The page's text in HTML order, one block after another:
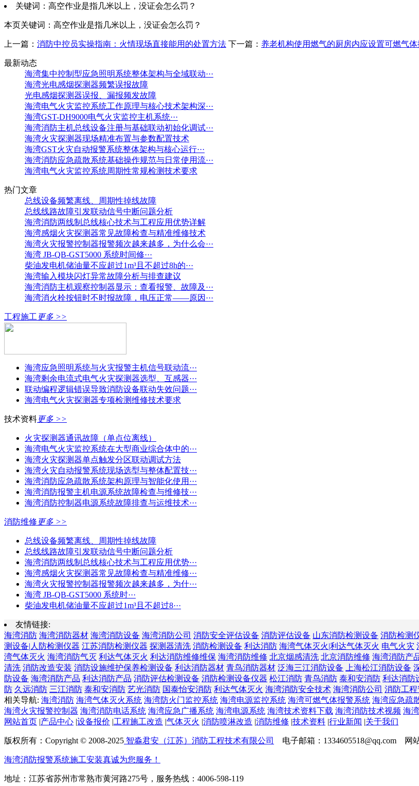
关键词：高空作业是指几米以上，没证会怎么罚？
本页关键词：高空作业是指几米以上，没证会怎么罚？
上一篇： 消防中控员实操指南：火情现场直接能用的处置方法 下一篇： 养老机构使用燃气的厨房内应设置可燃气
最新动态
海湾集中控制型应急照明系统整体架构与全域联动···
海湾光电感烟探测器频繁误报故障
光电感烟探测器误报、漏报频发故障
海湾电气火灾监控系统工作原理与核心技术架构深···
海湾GST-DH9000电气火灾监控主机系统···
海湾消防主机总线设备注册与基础联动初始化调试···
海湾火灾探测器现场精准布置与参数配置技术
海湾GST火灾自动报警系统整体架构与核心运行···
海湾消防应急疏散系统基础操作规范与日常使用流···
海湾电气火灾监控系统周期性常规检测技术要求
热门文章
总线设备频繁离线、周期性掉线故障
总线线路故障引发联动信号中断问题分析
海湾消防两线制总线核心技术与工程应用优势详解
海湾感烟火灾探测器常见故障检查与精准维修技术
海湾火灾报警控制器报警频次越来越多，为什么会···
海湾 JB-QB-GST5000 系统时间修···
柴油发电机储油量不应超过1m³且不超过8h的···
海湾输入模块闪灯异常故障分析与排查建议
海湾消防主机观察控制器显示：查看报警、故障及···
海湾消火栓按钮时不时报故障，电压正常——原因···
工程施工 更多 >>
海湾应急照明系统与火灾报警主机信号联动流···
海湾剩余电流式电气火灾探测器选型、互感器···
联动编程逻辑错误导致消防设备联动失效问题···
海湾电气火灾探测器专项检测维修技术要求
技术资料更多 >>
火灾探测器通讯故障（单点位离线）
海湾电气火灾监控系统在大型商业综合体中的···
海湾火灾探测器单点触发分区联动调试方法
海湾火灾自动报警系统现场选型与整体配置技···
海湾消防应急疏散系统架构原理与智能化使用···
海湾消防报警主机电源系统故障检查与维修技···
海湾消防控制器电源系统故障排查与运维技术···
消防维修 更多 >>
总线设备频繁离线、周期性掉线故障
总线线路故障引发联动信号中断问题分析
海湾消防两线制总线核心技术与工程应用优势···
海湾感烟火灾探测器常见故障检查与精准维修···
海湾火灾报警控制器报警频次越来越多，为什···
海湾 JB-QB-GST5000 系统时···
柴油发电机储油量不应超过1m³且不超过8···
友情链接:
海湾消防 海湾消防器材 海湾消防设备 海湾消防公司 消防安全评估设备 消防评估设备 山东消防检测设备 消防检测
测设备|人防检测仪器 江苏消防检测仪器 探测器清洗 消防检测设备 利达消防 海湾气体灭火|利达气体灭火 电气火灾
湾气体灭火 海湾消防气灭 利达气体灭火 利达消防维修维保 海湾消防维修 北京烟感清洗 北京消防维修 海湾消防产
清洗 消防改造安装 消防设施维护保养检测设备 利达消防器材 青鸟消防器材 泛海三江消防设备 上海松江消防设备
防设备 海湾消防产品 利达消防产品 消防评估检测设备 消防检测设备仪器 松江消防 青鸟消防 泰和安消防 利达消防
防 久远消防 三江消防 泰和安消防 艺光消防 国泰怡安消防 利达气体灭火 海湾消防安全技术 海湾消防公司 消防工程
相关导航: 海湾消防 海湾气体灭火系统 海湾防火门监控系统 海湾电源监控系统 海湾可燃气体报警系统 海湾应急疏
海湾火灾报警控制器 海湾消防电话系统 海湾应急广播系统 海湾电源系统 海湾技术资料下载 海湾消防技术视频 海
网站首页 |产品中心 |设备报价 |工程施工改造 |气体灭火 |消防喷淋改造 |消防维修 |技术资料 |行业新闻 |关于我们
版权所有：Copyright © 2008-2025 智淼君安（江苏）消防工程技术有限公司 电子邮箱：1334605518@qq.com 网
海湾消防报警系统施工安装真诚为您服务！
地址：江苏省苏州市常熟市黄河路275号，服务热线：4006-598-119